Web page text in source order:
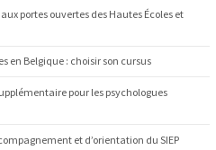
portes ouvertes des Hautes Écoles et
en Belgique : choisir son cursus
pour les psychologues
et d’orientation du SIEP